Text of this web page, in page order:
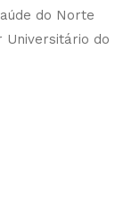
do Norte
Universitário do